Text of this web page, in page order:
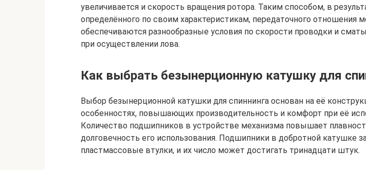
увеличивается и скорость вращения ротора. Таким способом, в
определённого по своим характеристикам, передаточного отношения
обеспечиваются разнообразные условия по скорости проводки и
при осуществлении лова.
Как выбрать безынерционную катушку для
Выбор безынерционной катушки для спиннинга основан на её
особенностях, повышающих производительность и комфорт при её
Количество подшипников в устройстве механизма повышает
долговечность его использования. Подшипники в добротной катушке
пластмассовые втулки, и их число может достигать тринадцати штук.